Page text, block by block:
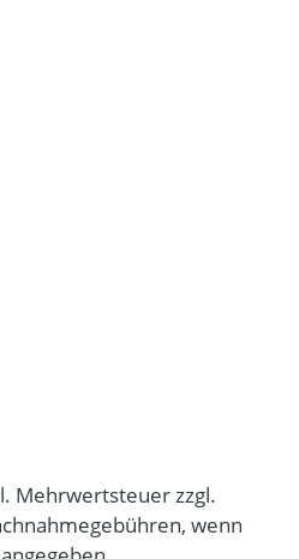
Mehrwertsteuer zzgl.
wenn